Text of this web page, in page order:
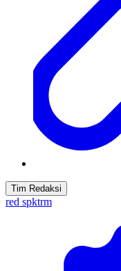
Tim Redaksi
red spktrm